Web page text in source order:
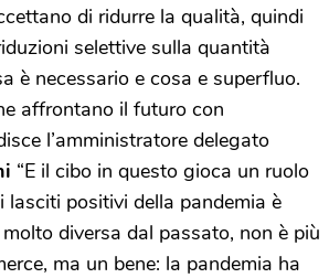
di ridurre la qualità, quindi
selettive sulla quantità
è necessario e cosa e superfluo.
affrontano il futuro con
l’amministratore delegato
“E il cibo in questo gioca un ruolo
lasciti positivi della pandemia è
diversa dal passato, non è più
ma un bene: la pandemia ha